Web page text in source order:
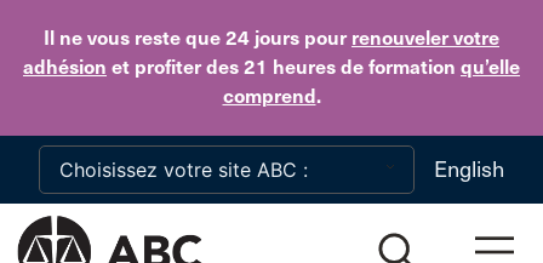
Il ne vous reste que 24 jours pour renouveler votre
adhésion et profiter des 21 heures de formation qu’elle
comprend.
Skip to main content
English